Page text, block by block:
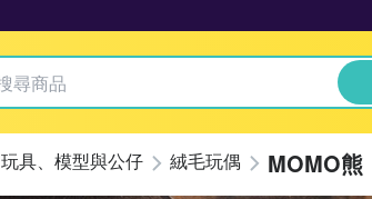
玩具、模型與公仔 絨毛玩偶 MOMO熊